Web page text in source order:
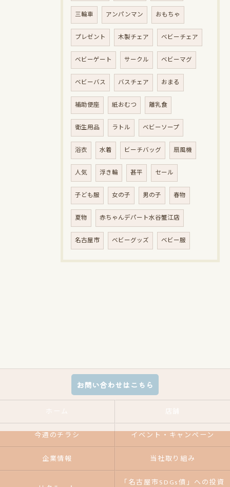
三輪車 アンパンマン おもちゃ
プレゼント 木製チェア ベビーチェア
ベビーゲート サークル ベビーマグ
ベビーバス バスチェア おまる
補助便座 紙おむつ 離乳食
衛生用品 ラトル ベビーソープ
浴衣 水着 ビーチバッグ 扇風機
人気 浮き輪 甚平 セール
子ども服 女の子 男の子 春物
夏物 赤ちゃんデパート水谷蟹江店
名古屋市 ベビーグッズ ベビー服
お問い合わせはこちら
今週のチラシ イベント・キャンペーン
企業情報 当社取り組み
「名古屋市SDGs債」への投資